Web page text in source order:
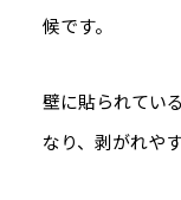
候です。
壁に貼られてい
なり、剥がれや